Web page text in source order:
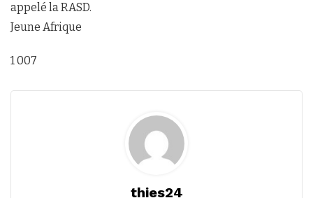
appelé la RASD.
Jeune Afrique
1 007
thies24